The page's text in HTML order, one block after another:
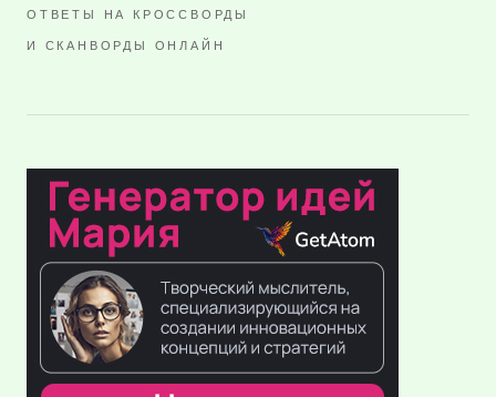
ОТВЕТЫ НА КРОССВОРДЫ
И СКАНВОРДЫ ОНЛАЙН